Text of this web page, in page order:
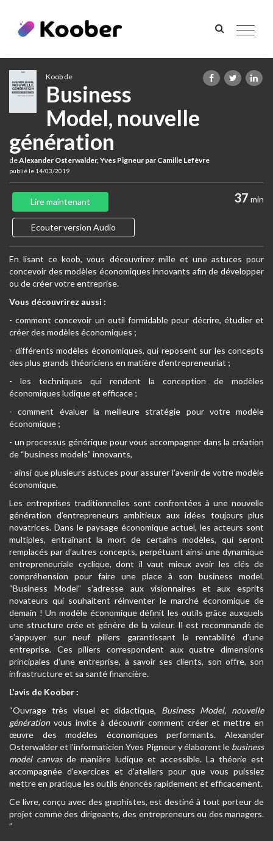
Toggle
Koob de
Business
Model, nouvelle
génération
deAlexander Osterwalder, Yves Pigneur par Camille Lefèvre
publié le 14/03/2019
37 min
Lire maintenant
Ecouter version Audio
En lisant ce koob, vous découvrirez mille et une astuces pour
concevoir des modèles économiques innovants afin de développer
ou de créer votre entreprise.
Vous découvrirez aussi :
- comment concevoir un outil formidable pour décrire, étudier et
créer des modèles économiques ;
- différents modèles économiques, qui reposent sur les concepts
des plus grands théoriciens en matière d’entrepreneuriat ;
- les techniques qui rendent la conception de modèles
économiques ludique et efficace ;
- comment évaluer la meilleure stratégie pour votre modèle
économique ;
- un processus générique pour vous accompagner dans la création
de “business models” innovants,
- ainsi que plusieurs astuces pour assurer l’avenir de votre modèle
économique.
Les entreprises traditionnelles sont confrontées à une nouvelle
génération d’entrepreneurs ambitieux aux idées toujours plus
novatrices. Dans le paysage économique actuel, les acteurs sont
multiples, entraînant la mort de certains modèles, qui seront
remplacés par d’autres concepts, perpétuant ainsi une dynamique
entrepreneuriale cyclique, dont il vaut mieux avoir les clés de
compréhension pour faire une place à son business model.
“Business Model” s’adresse aux visionnaires et aux esprits
novateurs qui souhaitent réinventer le marché économique de
demain ! Un modèle économique définit les outils grâce auxquels
une structure crée et génère de la valeur. Il est recommandé de
s’appuyer sur neuf piliers garantissant la rentabilité d’une
entreprise. Ces piliers correspondent aux quatre dimensions
principales d’une entreprise, à savoir ses clients, son offre, son
infrastructure et sa santé financière.
L’avis de Koober :
“Ouvrage très visuel et didactique, Business Model, nouvelle
génération vous invite à découvrir comment créer et mettre en
œuvre des modèles économiques performants. Alexander
Osterwalder et l’informaticien Yves Pigneur y élaborent le business
model canvasde manière ludique et accessible. La théorie est
accompagnée d’exercices et d’ateliers pour que vous puissiez
mettre en pratique les outils énoncés rapidement et efficacement.
Ce livre, conçu avec des graphistes, est destiné à tout porteur de
projet comme des dirigeants, des entrepreneurs ou des managers.
”